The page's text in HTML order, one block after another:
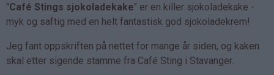
"Café Stings sjokoladekake" er en killer sjokoladekake -
myk og saftig med en helt fantastisk god sjokoladekrem!
Jeg fant oppskriften på nettet for mange år siden, og kaken
skal etter sigende stamme fra Café Sting i Stavanger.